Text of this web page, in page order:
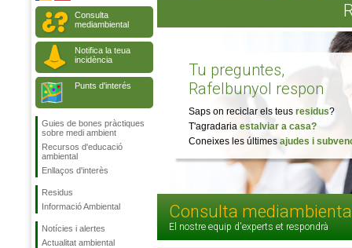
Consulta
mediambiental
Notifica la teua
incidència
Punts d'interés
Guies de bones pràctiques
sobre medi ambient
Recursos d'educació
ambiental
Enllaços d'interès
Residus
Informació Ambiental
Notícies i alertes
Actualitat ambiental
Tu preguntes,
Rafelbunyol respon
Saps on reciclar els teus residus?
T'agradaria estalviar a casa?
Coneixes les últimes ajudes i
Consulta
El nostre equip d'experts et respondrà